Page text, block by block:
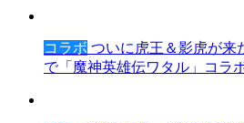
コラボ ついに虎王＆影虎が来
で「魔神英雄伝ワタル」コラ